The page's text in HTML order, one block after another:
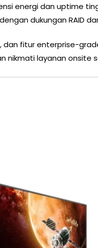
energi dan uptime
dukungan RAID
dan fitur enterprise-
nikmati layanan